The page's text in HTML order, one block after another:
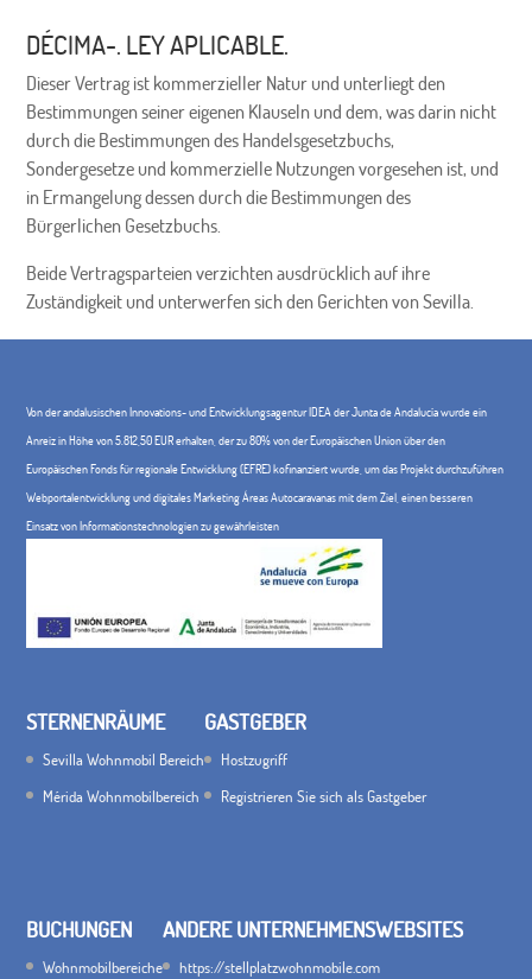
DÉCIMA-. LEY APLICABLE.
Dieser Vertrag ist kommerzieller Natur und unterliegt den
Bestimmungen seiner eigenen Klauseln und dem, was darin nicht
durch die Bestimmungen des Handelsgesetzbuchs,
Sondergesetze und kommerzielle Nutzungen vorgesehen ist, und
in Ermangelung dessen durch die Bestimmungen des
Bürgerlichen Gesetzbuchs.
Beide Vertragsparteien verzichten ausdrücklich auf ihre
Zuständigkeit und unterwerfen sich den Gerichten von Sevilla.
Von der andalusischen Innovations- und Entwicklungsagentur IDEA der Junta de Andalucía wurde ein
Anreiz in Höhe von 5.812,50 EUR erhalten, der zu 80% von der Europäischen Union über den
Europäischen Fonds für regionale Entwicklung (EFRE) kofinanziert wurde, um das Projekt durchzuführen
Webportalentwicklung und digitales Marketing Áreas Autocaravanas mit dem Ziel, einen besseren
Einsatz von Informationstechnologien zu gewährleisten
STERNENRÄUME
Sevilla Wohnmobil Bereich
Mérida Wohnmobilbereich
GASTGEBER
Hostzugriff
Registrieren Sie sich als Gastgeber
BUCHUNGEN
Wohnmobilbereiche
ANDERE UNTERNEHMENSWEBSITES
https://stellplatzwohnmobile.com